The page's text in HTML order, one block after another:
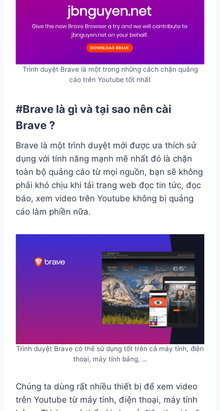
Trình duyệt Brave là một trong những cách chặn quảng
cáo trên Youtube tốt nhất
#Brave là gì và tại sao nên cài
Brave ?
Brave là một trình duyệt mới được ưa thích sử
dụng với tính năng mạnh mẽ nhất đó là chặn
toàn bộ quảng cáo từ mọi nguồn, bạn sẽ không
phải khó chịu khi tải trang web đọc tin tức, đọc
báo, xem video trên Youtube không bị quảng
cáo làm phiền nữa.
Trình duyệt Brave có thể sử dụng tốt trên cả máy tính, điện
thoại, máy tính bảng, …
Chúng ta dùng rất nhiều thiết bị để xem video
trên Youtube từ máy tính, điện thoại, máy tính